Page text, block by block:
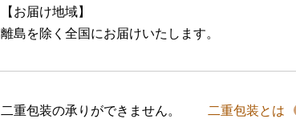
【お届け地域】
離島を除く全国にお届けいたします。
二重包装の承りができません。 二重包装とは